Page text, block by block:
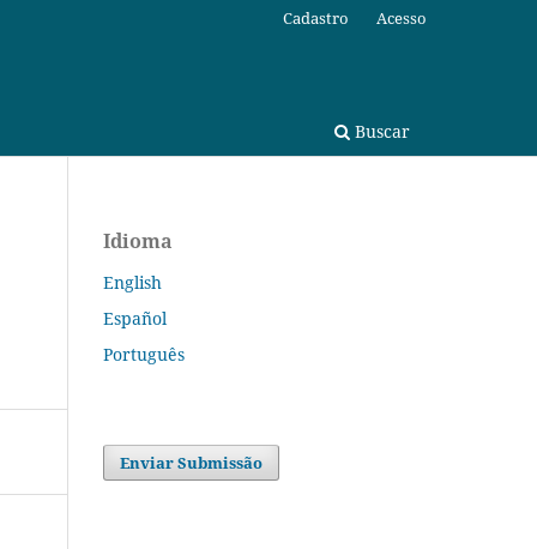
Buscar
Cadastro Acesso
Idioma
English
Español
Português
Enviar Submissão